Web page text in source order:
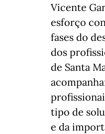
Vicente
esforço
fases do
dos
de Santa
tipo de
e da